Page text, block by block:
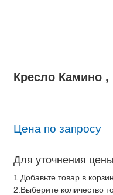
Кресло Камино ,
Цена по запросу
Для уточнения
1.Добавьте товар в
2.Выберите количество